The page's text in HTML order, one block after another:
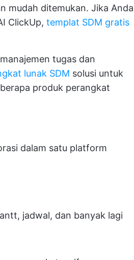
mudah ditemukan. Jika Anda
ClickUp, templat SDM gratis
tugas dan
lunak SDM solusi untuk
produk perangkat
dalam satu platform
jadwal, dan banyak lagi